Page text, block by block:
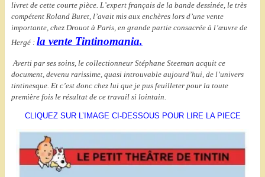
livret de cette courte pièce. L’expert français de la bande dessinée, le très
compétent Roland Buret, l’avait mis aux enchères lors d’une vente
importante, chez Drouot à Paris, en grande partie consacrée à l’œuvre de
Hergé : la vente Tintinomania.
Averti par ses soins, le collectionneur Stéphane Steeman acquit ce
document, devenu rarissime, quasi introuvable aujourd’hui, de l’univers
tintinesque. Et c’est donc chez lui que je pus feuilleter pour la toute
première fois le résultat de ce travail si lointain.
CLIQUEZ SUR L’IMAGE CI-DESSOUS POUR LIRE LA PIECE